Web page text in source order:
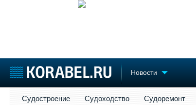
Новости
Судостроение Судоходство Судоремонт